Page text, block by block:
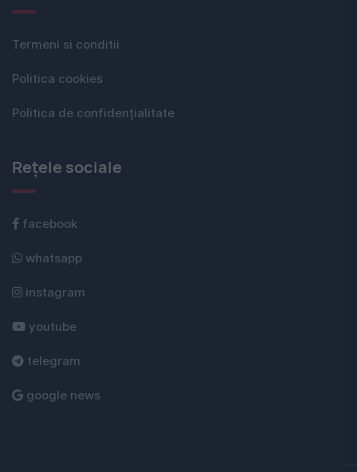
Termeni si conditii
Politica cookies
Politica de confidențialitate
Rețele sociale
facebook
whatsapp
instagram
youtube
telegram
google news